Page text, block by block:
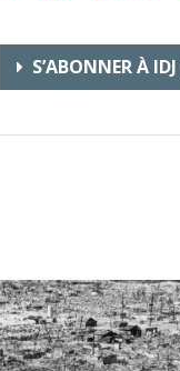
S’ABONNER À IDJ